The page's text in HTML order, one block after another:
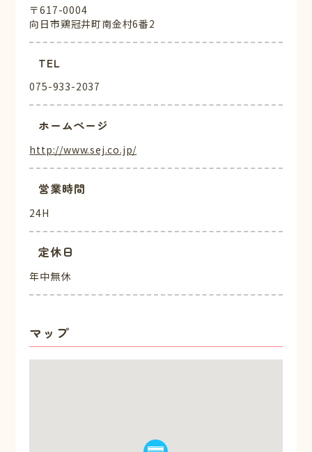
〒617-0004
向日市鶏冠井町南金村6番2
TEL
075-933-2037
ホームページ
http://www.sej.co.jp/
営業時間
24H
定休日
年中無休
マップ